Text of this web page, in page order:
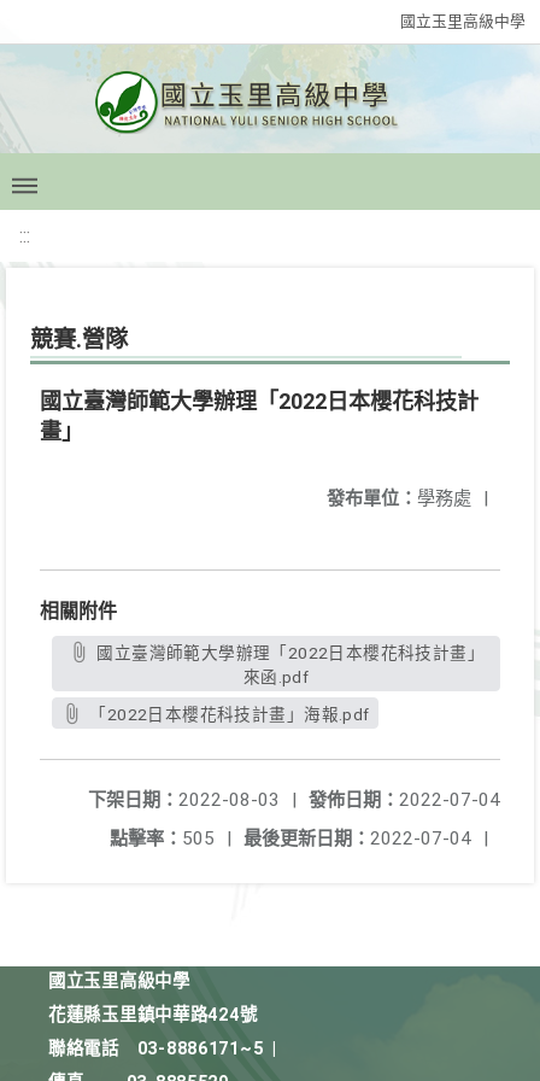
國立玉里高級中學
:::
競賽.營隊
國立臺灣師範大學辦理「2022日本櫻花科技計
畫」
發布單位： 學務處 |
相關附件
來函.pdf
「2022日本櫻花科技計畫」海報.pdf
發佈日期： 2022-07-04
下架日期： 2022-08-03
|
最後更新日期： 2022-07-04 |
點擊率： 505 |
國立玉里高級中學
花蓮縣玉里鎮中華路424號
聯絡電話
03-8886171~5